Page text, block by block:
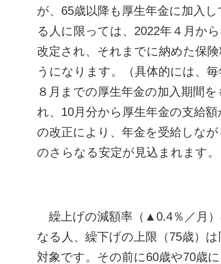
が、65歳以降も厚生年金に加入
る人に限っては、2022年４月か
改定され、それまでに納めた保
うになります。（具体的には、
８月までの厚生年金の加入期間
れ、10月分から厚生年金の支給
の改正により、年金を受給しな
のさらなる安定が見込まれます。
繰上げの減額率（▲0.4％／月）
なる人、繰下げの上限（75歳）
対象です。その前に60歳や70歳